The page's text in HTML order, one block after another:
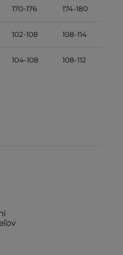
170-176 174-180
102-108 108-114
104-108 108-112